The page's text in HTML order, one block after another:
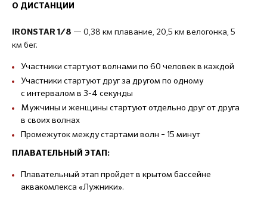
О ДИСТАНЦИИ
IRONSTAR 1/8 — 0,38 км плавание, 20,5 км велогонка, 5
км бег.
Участники стартуют волнами по 60 человек в каждой
Участники стартуют друг за другом по одному
с интервалом в 3-4 секунды
Мужчины и женщины стартуют отдельно друг от друга
в своих волнах
Промежуток между стартами волн – 15 минут
ПЛАВАТЕЛЬНЫЙ ЭТАП:
Плавательный этап пройдет в крытом бассейне
аквакомлекса «Лужники».